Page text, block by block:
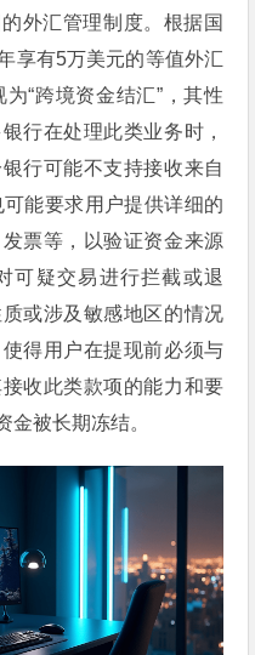
外汇管理制度。根据国
享有5万美元的等值外汇
“跨境资金结汇”，其性
行在处理此类业务时，
行可能不支持接收来自
能要求用户提供详细的
票等，以验证资金来源
可疑交易进行拦截或退
或涉及敏感地区的情况
得用户在提现前必须与
收此类款项的能力和要
金被长期冻结。